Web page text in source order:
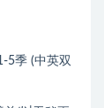
5季 (中英双